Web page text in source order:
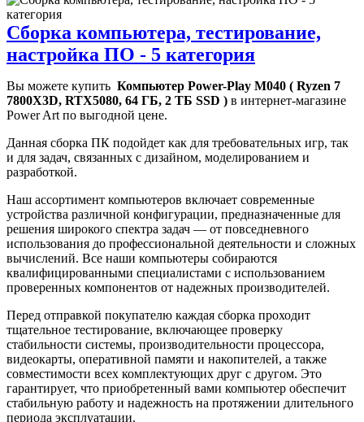
Сборка компьютера, тестирование,
настройка ПО - 5 категория
Вы можете купить Компьютер Power-Play M040 ( Ryzen 7
7800X3D, RTX5080, 64 ГБ, 2 ТБ SSD ) в интернет-магазине
Power Art по выгодной цене.
Данная сборка ПК подойдет как для требовательных игр, так
и для задач, связанных с дизайном, моделированием и
разработкой.
Наш ассортимент компьютеров включает современные
устройства различной конфигурации, предназначенные для
решения широкого спектра задач — от повседневного
использования до профессиональной деятельности и сложных
вычислений. Все наши компьютеры собираются
квалифицированными специалистами с использованием
проверенных компонентов от надежных производителей.
Перед отправкой покупателю каждая сборка проходит
тщательное тестирование, включающее проверку
стабильности системы, производительности процессора,
видеокарты, оперативной памяти и накопителей, а также
совместимости всех комплектующих друг с другом. Это
гарантирует, что приобретенный вами компьютер обеспечит
стабильную работу и надежность на протяжении длительного
периода эксплуатации.